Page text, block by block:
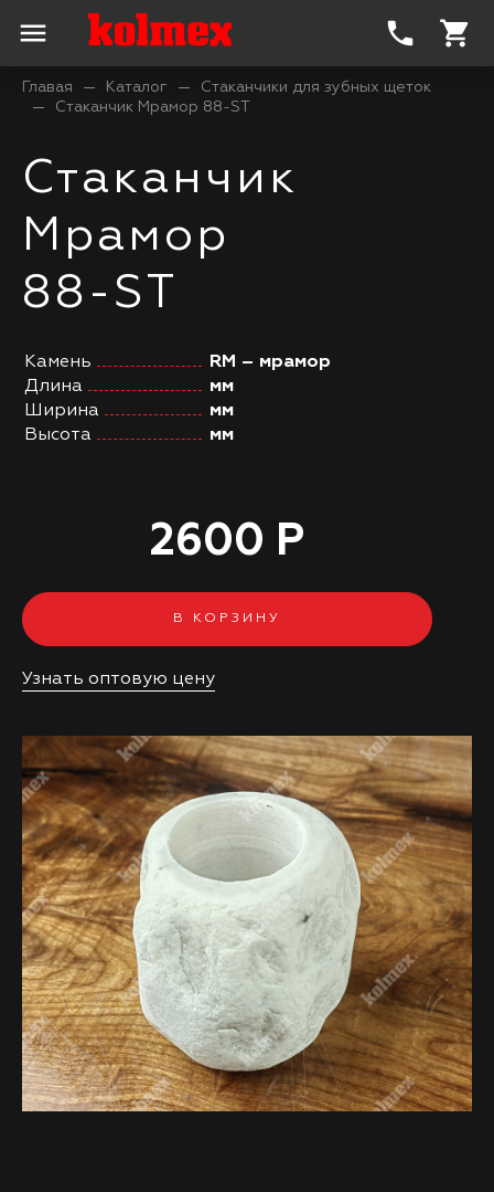
menu phone shopping_cart
Главая Каталог
Стаканчики для зубных щеток
Стаканчик Мрамор 88-ST
Стаканчик
Мрамор
88-ST
Камень
RM – мрамор
Длина
мм
Ширина
мм
Высота
мм
2600 Р
В КОРЗИНУ
Узнать оптовую цену